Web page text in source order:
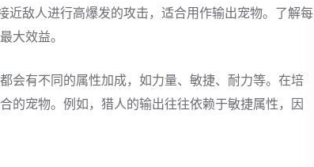
近敌人进行高爆发的攻击，适合用作输出宠物。了解每
大效益。
会有不同的属性加成，如力量、敏捷、耐力等。在培
的宠物。例如，猎人的输出往往依赖于敏捷属性，因